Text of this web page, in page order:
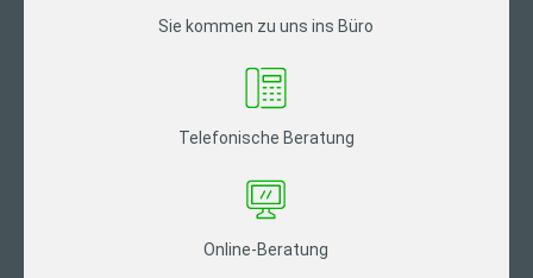
Sie kommen zu uns ins Büro
Telefonische Beratung
Online-Beratung